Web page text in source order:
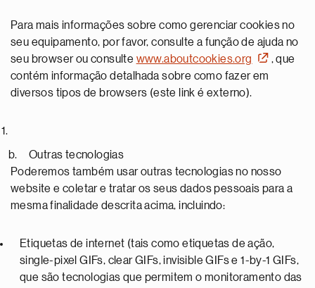
Para mais informações sobre como gerenciar cookies no
seu equipamento, por favor, consulte a função de ajuda no
seu browser ou consulte www.aboutcookies.org
, que
contém informação detalhada sobre como fazer em
diversos tipos de browsers (este link é externo).
Outras tecnologias
Poderemos também usar outras tecnologias no nosso
website e coletar e tratar os seus dados pessoais para a
mesma finalidade descrita acima, incluindo:
Etiquetas de internet (tais como etiquetas de ação,
single-pixel GIFs, clear GIFs, invisible GIFs e 1-by-1 GIFs,
que são tecnologias que permitem o monitoramento das